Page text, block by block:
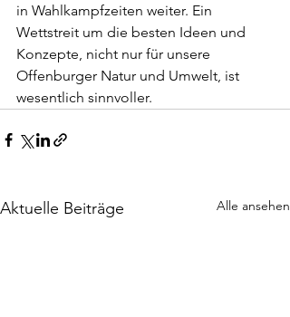
in Wahlkampfzeiten weiter. Ein
Wettstreit um die besten Ideen und
Konzepte, nicht nur für unsere
Offenburger Natur und Umwelt, ist
wesentlich sinnvoller.
Aktuelle Beiträge Alle ansehen